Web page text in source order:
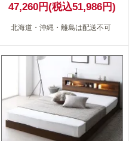
47,260円(税込51,986円)
北海道・沖縄・離島は配送不可